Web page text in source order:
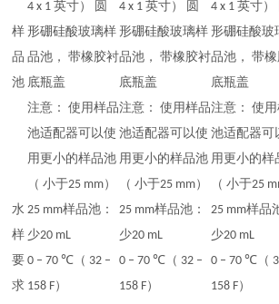
样
品
池
4 x 1 英寸） 圆
形硼硅酸玻璃样
品池， 带橡胶衬
底瓶盖
注意： 使用样品
池适配器可以使
用更小的样品池
（ 小于25 mm）
4 x 1 英寸） 圆
形硼硅酸玻璃样
品池， 带橡胶衬
底瓶盖
注意： 使用样品
池适配器可以使
用更小的样品池
（ 小于25 mm）
4 x 1 英寸）
形硼硅酸玻
品池， 带
底瓶盖
注意： 使
池适配器可
用更小的样
（ 小于25
水
样
要
求
25 mm样品池：
少20 mL
0 – 70 ℃（ 32 –
158 F）
25 mm样品池：
少20 mL
0 – 70 ℃（ 32 –
158 F）
25 mm样品
少20 mL
0 – 70 ℃（
158 F）